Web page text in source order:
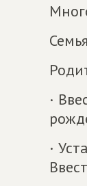
·
·